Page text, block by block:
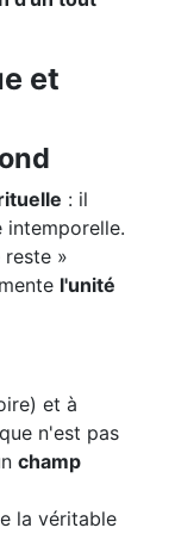
et
: il
intemporelle.
»
l'unité
et à
n'est pas
champ
la véritable